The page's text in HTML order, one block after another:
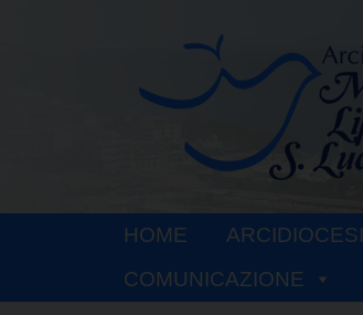
HOME ARCIDIOCESI
COMUNICAZIONE